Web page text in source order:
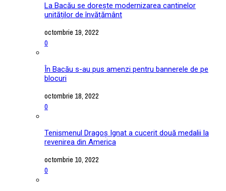
La Bacău se dorește modernizarea cantinelor
unităților de învățământ
octombrie 19, 2022
0
În Bacău s-au pus amenzi pentru bannerele de pe
blocuri
octombrie 18, 2022
0
Tenismenul Dragoș Ignat a cucerit două medalii la
revenirea din America
octombrie 10, 2022
0